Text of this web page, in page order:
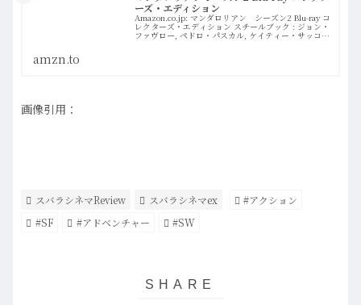
ーズ・エディション
Amazon.co.jp: マンダロリアン シーズン2 Blu-ray コ
レクターズ・エディション スチールブック : ジョン・
ファヴロー, ペドロ・パスカル, ケイティー・サッコ
フ, ロザリオ・ドーソン, テムエラ・モリソン: DVD
amzn.to
画像引用：
スバラシネマReview スバラシネマex
#アクション
#SF
#アドベンチャー #SW